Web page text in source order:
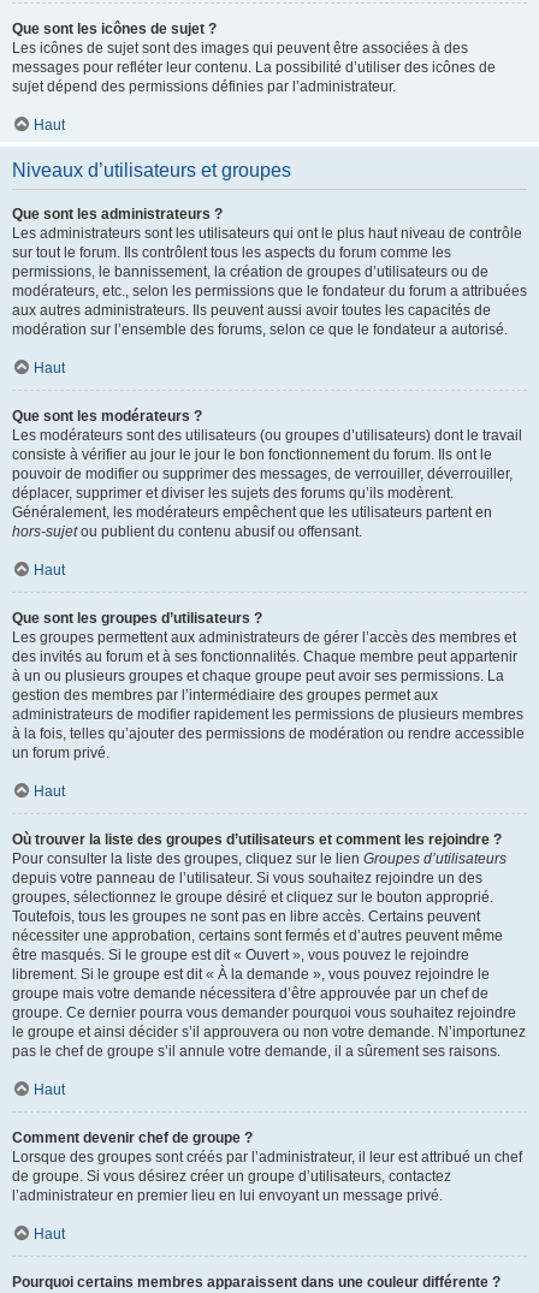
Que sont les icônes de sujet ?
Les icônes de sujet sont des images qui peuvent être associées à des
messages pour refléter leur contenu. La possibilité d’utiliser des icônes de
sujet dépend des permissions définies par l’administrateur.
Haut
Niveaux d’utilisateurs et groupes
Que sont les administrateurs ?
Les administrateurs sont les utilisateurs qui ont le plus haut niveau de contrôle
sur tout le forum. Ils contrôlent tous les aspects du forum comme les
permissions, le bannissement, la création de groupes d’utilisateurs ou de
modérateurs, etc., selon les permissions que le fondateur du forum a attribuées
aux autres administrateurs. Ils peuvent aussi avoir toutes les capacités de
modération sur l’ensemble des forums, selon ce que le fondateur a autorisé.
Haut
Que sont les modérateurs ?
Les modérateurs sont des utilisateurs (ou groupes d’utilisateurs) dont le travail
consiste à vérifier au jour le jour le bon fonctionnement du forum. Ils ont le
pouvoir de modifier ou supprimer des messages, de verrouiller, déverrouiller,
déplacer, supprimer et diviser les sujets des forums qu’ils modèrent.
Généralement, les modérateurs empêchent que les utilisateurs partent en
hors-sujetou publient du contenu abusif ou offensant.
Haut
Que sont les groupes d’utilisateurs ?
Les groupes permettent aux administrateurs de gérer l’accès des membres et
des invités au forum et à ses fonctionnalités. Chaque membre peut appartenir
à un ou plusieurs groupes et chaque groupe peut avoir ses permissions. La
gestion des membres par l’intermédiaire des groupes permet aux
administrateurs de modifier rapidement les permissions de plusieurs membres
à la fois, telles qu’ajouter des permissions de modération ou rendre accessible
un forum privé.
Haut
Où trouver la liste des groupes d’utilisateurs et comment les rejoindre ?
Pour consulter la liste des groupes, cliquez sur le lien Groupes d’utilisateurs
depuis votre panneau de l’utilisateur. Si vous souhaitez rejoindre un des
groupes, sélectionnez le groupe désiré et cliquez sur le bouton approprié.
Toutefois, tous les groupes ne sont pas en libre accès. Certains peuvent
nécessiter une approbation, certains sont fermés et d’autres peuvent même
être masqués. Si le groupe est dit « Ouvert », vous pouvez le rejoindre
librement. Si le groupe est dit « À la demande », vous pouvez rejoindre le
groupe mais votre demande nécessitera d’être approuvée par un chef de
groupe. Ce dernier pourra vous demander pourquoi vous souhaitez rejoindre
le groupe et ainsi décider s’il approuvera ou non votre demande. N’importunez
pas le chef de groupe s’il annule votre demande, il a sûrement ses raisons.
Haut
Comment devenir chef de groupe ?
Lorsque des groupes sont créés par l’administrateur, il leur est attribué un chef
de groupe. Si vous désirez créer un groupe d’utilisateurs, contactez
l’administrateur en premier lieu en lui envoyant un message privé.
Haut
Pourquoi certains membres apparaissent dans une couleur différente ?